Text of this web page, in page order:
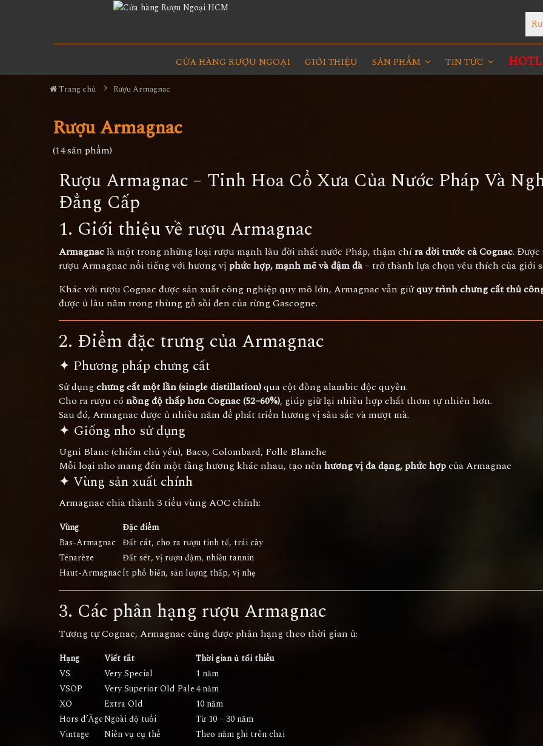
CỬA HÀNG RƯỢU NGOẠI GIỚI THIỆU SẢN PHẨM TIN TỨC
Trang chủ Rượu Armagnac
Rượu Armagnac
(14 sản phẩm)
Rượu Armagnac – Tinh Hoa Cổ Xưa Của Nước Pháp Và
Đẳng Cấp
1. Giới thiệu về rượu Armagnac
Armagnaclà một trong những loại rượu mạnh lâu đời nhất nước Pháp, thậm chíra đời trước cả Cognac. Được
rượu Armagnac nổi tiếng với hương vị phức hợp, mạnh mẽ và đậm đà– trở thành lựa chọn yêu thích của giới
Khác với rượu Cognac được sản xuất công nghiệp quy mô lớn, Armagnac vẫn giữquy trình chưng cất thủ
được ủ lâu năm trong thùng gỗ sồi đen của rừng Gascogne.
2. Điểm đặc trưng của Armagnac
✦ Phương pháp chưng cất
Sử dụngchưng cất một lần (single distillation)qua cột đồng alambic độc quyền.
Cho ra rượu có nồng độ thấp hơn Cognac (52–60%), giúp giữ lại nhiều hợp chất thơm tự nhiên hơn.
Sau đó, Armagnac được ủ nhiều năm để phát triển hương vị sâu sắc và mượt mà.
✦ Giống nho sử dụng
Ugni Blanc (chiếm chủ yếu), Baco, Colombard, Folle Blanche
Mỗi loại nho mang đến một tầng hương khác nhau, tạo nên hương vị đa dạng, phức hợpcủa Armagnac
✦ Vùng sản xuất chính
Armagnac chia thành 3 tiểu vùng AOC chính:
Vùng
Đặc điểm
Bas-Armagnac Đất cát, cho ra rượu tinh tế, trái cây
Ténarèze
Đất sét, vị rượu đậm, nhiều tannin
Haut-ArmagnacÍt phổ biến, sản lượng thấp, vị nhẹ
3. Các phân hạng rượu Armagnac
Tương tự Cognac, Armagnac cũng được phân hạng theo thời gian ủ:
Hạng Viết tắt
Thời gian ủ tối thiểu
VS
Very Special
1 năm
VSOP
Very Superior Old Pale4 năm
XO
Extra Old
10 năm
Hors d’ÂgeNgoài độ tuổi
Từ 10 – 30 năm
Vintage
Niên vụ cụ thể Theo năm ghi trên chai